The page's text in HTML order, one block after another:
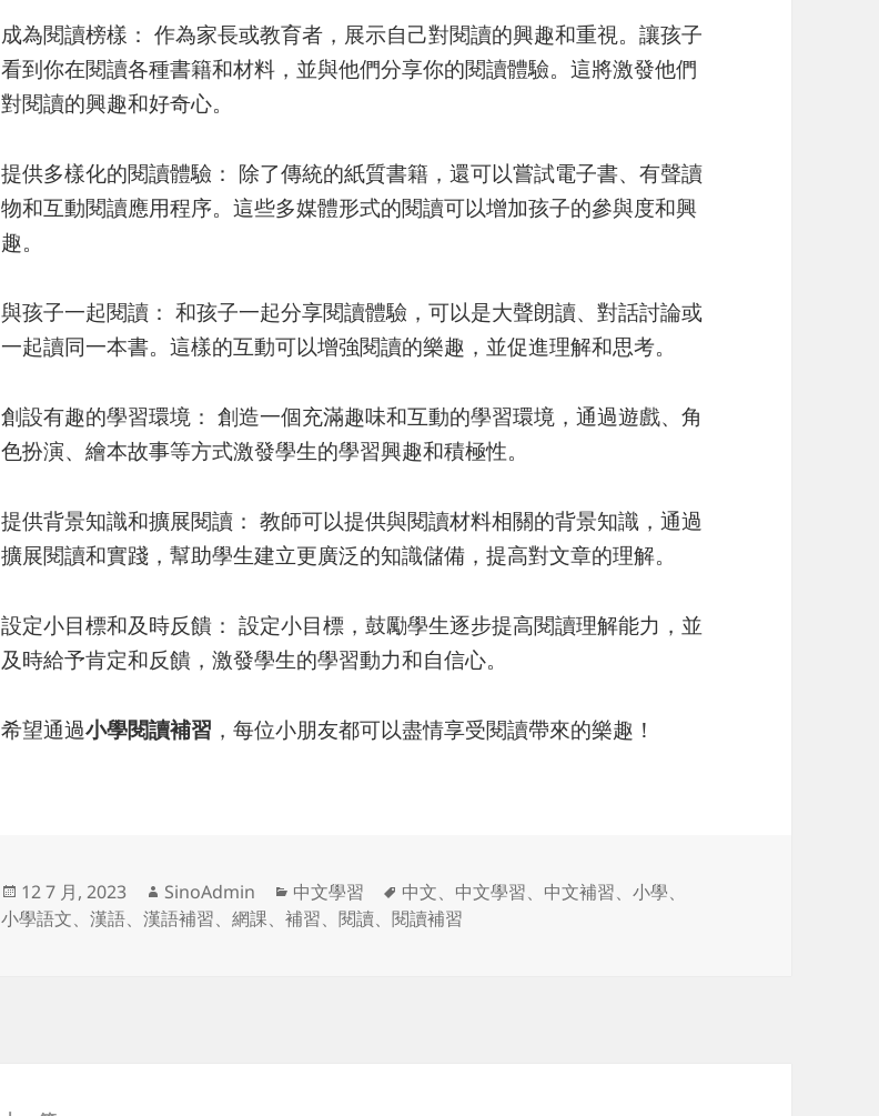
成為閱讀榜樣： 作為家長或教育者，展示自己對閱讀的興趣和重視。讓孩子
看到你在閱讀各種書籍和材料，並與他們分享你的閱讀體驗。這將激發他們
對閱讀的興趣和好奇心。
提供多樣化的閱讀體驗： 除了傳統的紙質書籍，還可以嘗試電子書、有聲讀
物和互動閱讀應用程序。這些多媒體形式的閱讀可以增加孩子的參與度和興
趣。
與孩子一起閱讀： 和孩子一起分享閱讀體驗，可以是大聲朗讀、對話討論或
一起讀同一本書。這樣的互動可以增強閱讀的樂趣，並促進理解和思考。
創設有趣的學習環境： 創造一個充滿趣味和互動的學習環境，通過遊戲、角
色扮演、繪本故事等方式激發學生的學習興趣和積極性。
提供背景知識和擴展閱讀： 教師可以提供與閱讀材料相關的背景知識，通過
擴展閱讀和實踐，幫助學生建立更廣泛的知識儲備，提高對文章的理解。
設定小目標和及時反饋： 設定小目標，鼓勵學生逐步提高閱讀理解能力，並
及時給予肯定和反饋，激發學生的學習動力和自信心。
希望通過小學閱讀補習 ，每位小朋友都可以盡情享受閱讀帶來的樂趣！
发
布
12 7 月, 2023
作
者
SinoAdmin
分
类
中文學習
标
签
中文、 中文學習、 中文補習、小學、
小學語文、漢語、漢語補習、網課、補習、閱讀、閱讀補習